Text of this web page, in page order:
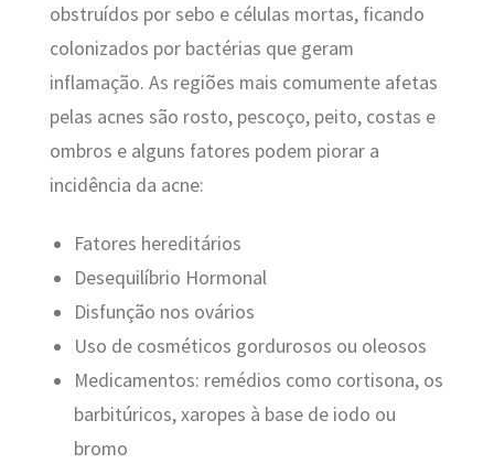
obstruídos por sebo e células mortas, ficando
colonizados por bactérias que geram
inflamação. As regiões mais comumente afetas
pelas acnes são rosto, pescoço, peito, costas e
ombros e alguns fatores podem piorar a
incidência da acne:
Fatores hereditários
Desequilíbrio Hormonal
Disfunção nos ovários
Uso de cosméticos gordurosos ou oleosos
Medicamentos: remédios como cortisona, os
barbitúricos, xaropes à base de iodo ou
bromo